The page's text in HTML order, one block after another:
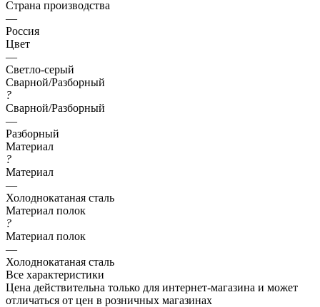
Страна производства
—
Россия
Цвет
—
Светло-серый
Сварной/Разборный
?
Сварной/Разборный
—
Разборный
Материал
?
Материал
—
Холоднокатаная сталь
Материал полок
?
Материал полок
—
Холоднокатаная сталь
Все характеристики
Цена действительна только для интернет-магазина и может
отличаться от цен в розничных магазинах